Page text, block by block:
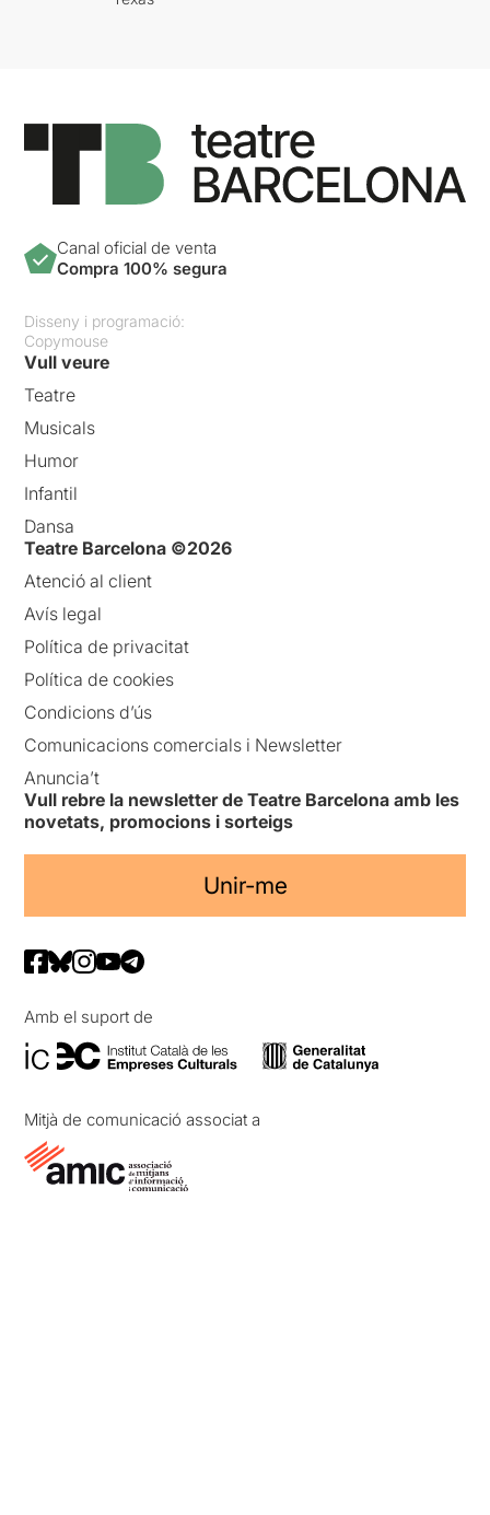
Canal oficial de venta
Compra 100% segura
Disseny i programació:
Copymouse
Vull veure
Teatre
Musicals
Humor
Infantil
Dansa
Teatre Barcelona ©2026
Atenció al client
Avís legal
Política de privacitat
Política de cookies
Condicions d’ús
Comunicacions comercials i Newsletter
Anuncia’t
Vull rebre la newsletter de Teatre Barcelona amb les
novetats, promocions i sorteigs
Unir-me
Amb el suport de
Mitjà de comunicació associat a